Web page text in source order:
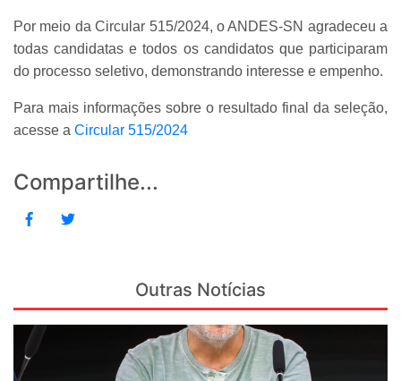
Por meio da Circular 515/2024, o ANDES-SN agradeceu a
todas candidatas e todos os candidatos que participaram
do processo seletivo, demonstrando interesse e empenho.
Para mais informações sobre o resultado final da seleção,
acesse a Circular 515/2024
Compartilhe...
Outras Notícias